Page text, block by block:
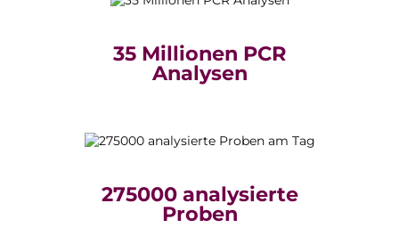
35 Millionen PCR
Analysen
275000 analysierte
Proben